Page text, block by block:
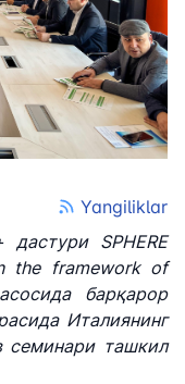
Yangiliklar
дастури SPHERE
the framework of
барқарор
Италиянинг
семинари ташкил